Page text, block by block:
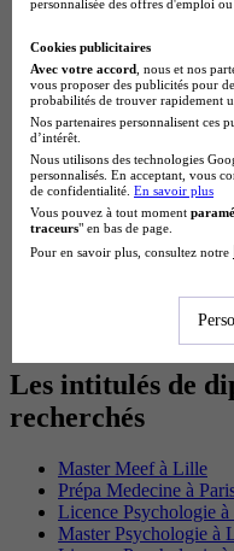
Master Meef
BTS Sam
BTS Sio
BTS Communication
BTS Esf
Licence Science de l
BTS Pi
Master International
BTS Sp3s
BAC Pro Assp
BTS Gpme
Les intitulés de
recherchés
Master Meef à Lille
Prépa Medecine à
Licence Psychologie à
Master Psychologie à
personnalisée des offres d'emploi
Cookies publicitaires
Avec votre accord , nous et nos
vous proposer des publicités pour
probabilités de trouver rapidement
Nos partenaires personnalisent ces
d’intérêt.
Nous utilisons des technologies
personnalisés. En acceptant, vous
de confidentialité. En savoir plus
Vous pouvez à tout moment
traceurs" en bas de page.
Pour en savoir plus, consultez notre